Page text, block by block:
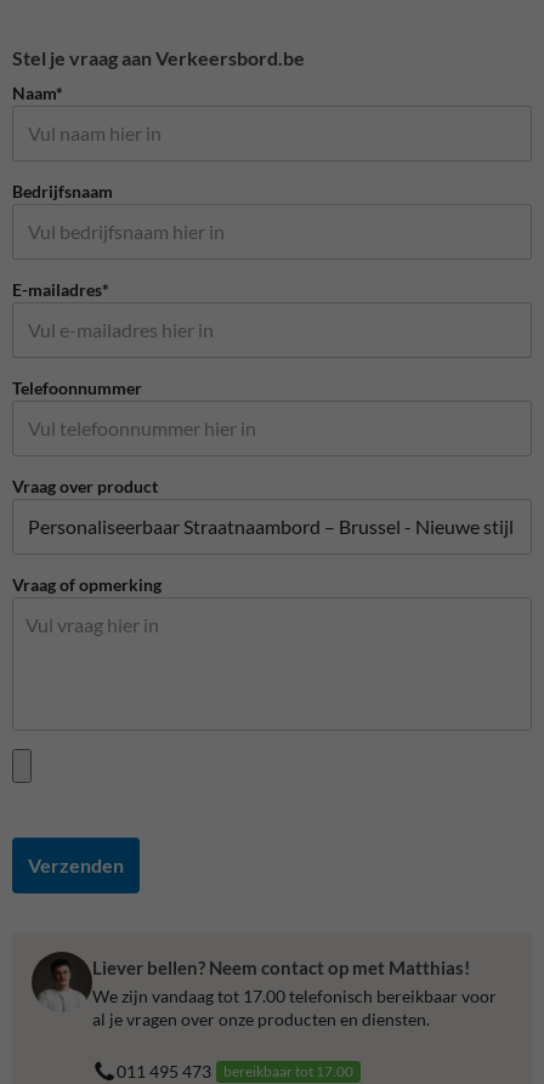
Stel je vraag aan Verkeersbord.be
Naam*
Bedrijfsnaam
E-mailadres*
Telefoonnummer
Vraag over product
Vraag of opmerking
Verzenden
Liever bellen? Neem contact op met Matthias!
We zijn vandaag tot 17.00 telefonisch bereikbaar voor
al je vragen over onze producten en diensten.
011 495 473 bereikbaar tot 17.00